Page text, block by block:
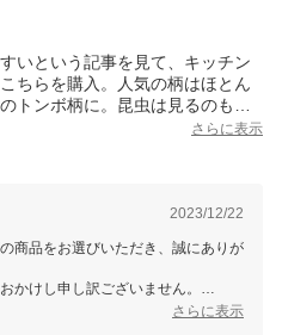
いという記事を見て、キッチン
ちらを購入。人気の柄はほとん
トンボ柄に。昆虫は見るのも苦
うな落ち着いた模様でした。縫
く使えそうです。ただ、テーブ
さらに表示
2023/12/22
商品をお選びいただき、誠にありが
かけし申し訳ございません。
間がある時に覗いていただけますと
さらに表示